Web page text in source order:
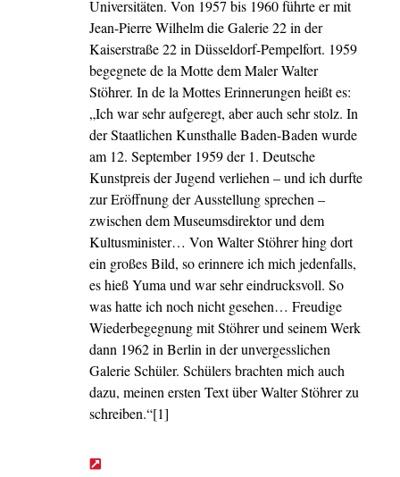
Universitäten. Von 1957 bis 1960 führte er mit
Jean-Pierre Wilhelm die Galerie 22 in der
Kaiserstraße 22 in Düsseldorf-Pempelfort. 1959
begegnete de la Motte dem Maler Walter
Stöhrer. In de la Mottes Erinnerungen heißt es:
„Ich war sehr aufgeregt, aber auch sehr stolz. In
der Staatlichen Kunsthalle Baden-Baden wurde
am 12. September 1959 der 1. Deutsche
Kunstpreis der Jugend verliehen – und ich durfte
zur Eröffnung der Ausstellung sprechen –
zwischen dem Museumsdirektor und dem
Kultusminister… Von Walter Stöhrer hing dort
ein großes Bild, so erinnere ich mich jedenfalls,
es hieß Yuma und war sehr eindrucksvoll. So
was hatte ich noch nicht gesehen… Freudige
Wiederbegegnung mit Stöhrer und seinem Werk
dann 1962 in Berlin in der unvergesslichen
Galerie Schüler. Schülers brachten mich auch
dazu, meinen ersten Text über Walter Stöhrer zu
schreiben.“[1]